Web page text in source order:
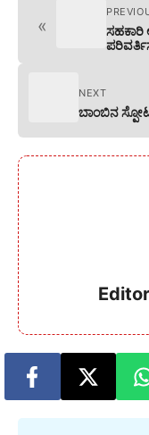
«
ಸಹಕಾರಿ
NEXT
ಬಾಂಬಿನ